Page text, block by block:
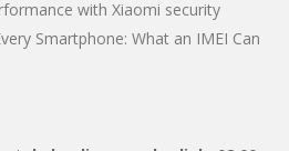
with Xiaomi security
Smartphone: What an IMEI Can